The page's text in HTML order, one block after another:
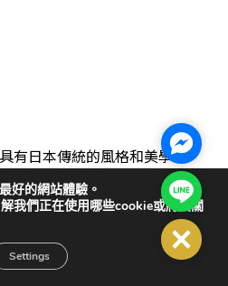
有日本傳統的風格和美學，
築、美麗的庭園和古老的石
好的網站體驗。
我們正在使用哪些cookie或將其關
Settings
Line@
Close